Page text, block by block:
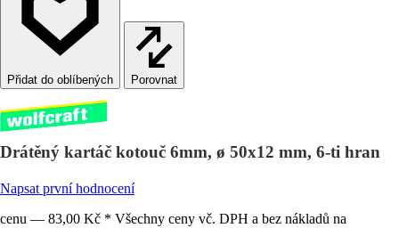
Porovnat
Drátěný kartáč kotouč 6mm, ø 50x12 mm, 6-ti hran
Napsat první hodnocení
cenu — 83,00 Kč * Všechny ceny vč. DPH a bez nákladů na